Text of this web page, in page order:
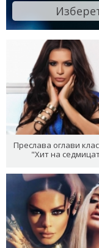
Преслава оглави
"Хит на